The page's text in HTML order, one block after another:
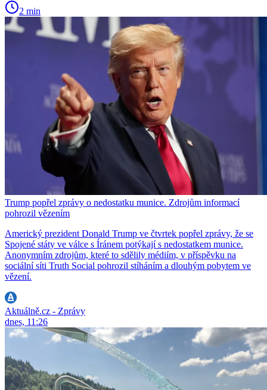
2 min
Trump popřel zprávy o nedostatku munice. Zdrojům informací
pohrozil vězením
Americký prezident Donald Trump ve čtvrtek popřel zprávy, že se
Spojené státy ve válce s Íránem potýkají s nedostatkem munice.
Anonymním zdrojům, které to sdělily médiím, v příspěvku na
sociální síti Truth Social pohrozil stíháním a dlouhým pobytem ve
vězení.
Aktuálně.cz - Zprávy
dnes, 11:26